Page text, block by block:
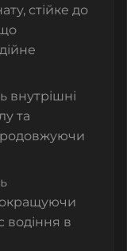
стійке до
внутрішні
та
водіння в